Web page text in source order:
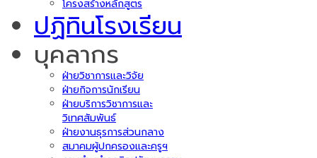
โครงสร้างหลักสูตร
ปฏิทินโรงเรียน
บุคลากร
ฝ่ายวิชาการและวิจัย
ฝ่ายกิจการนักเรียน
ฝ่ายบริการวิชาการและ
วิเทศสัมพันธ์
ฝ่ายงานธุรการส่วนกลาง
สมาคมผู้ปกครองและครูฯ